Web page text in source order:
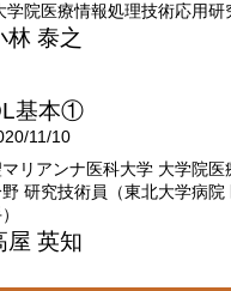
学院医療情報処理技術応用研
林 泰之
基本①
11/10
リアンナ医科大学 大学院
研究技術員（東北大学病
屋 英知